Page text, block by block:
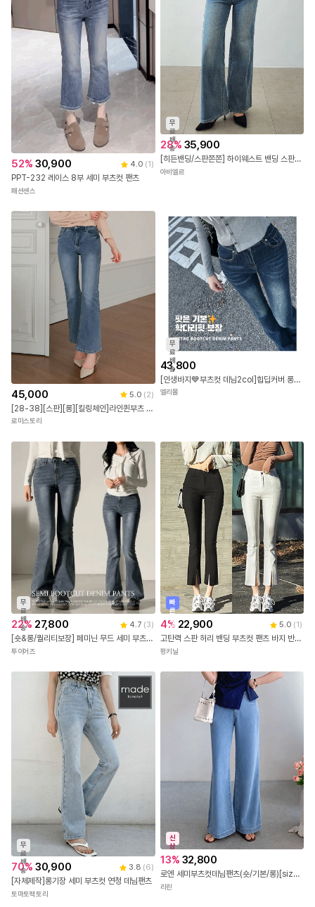
52% 30,900 4.0 (1)
PPT-232 레이스 8부 세미 부츠컷 팬츠
패션센스
무
료
배
송
28% 35,900
[히든밴딩/스판쫀쫀] 하이웨스트 밴딩 스판 중청 일자 와이드 세미 부츠컷 청바지
아비엘르
45,000 5.0 (2)
[28-38][스판][롱][킬링체인]라인퀸부츠 데님팬츠
로미스토리
무
료
배
송
43,800
[인생바지💙부츠컷 데님2col]힙딥커버 롱다리보장 -3kg 데일리 세미부츠 캣워싱 데님팬츠 학다리핏 자체몸매보장
엘리몰
무
료
배
송
22% 27,800 4.7 (3)
[숏&롱/퀄리티보장] 페미닌 무드 세미 부츠컷 워싱 데님 팬츠 (2color)
투이어즈
빠
른
출
발
4% 22,900 5.0 (1)
고탄력 스판 허리 밴딩 부츠컷 팬츠 바지 반 하이웨스트 절개 봄 여름 가을 청바지
펑키닐
무
료
배
송
70% 30,900 3.8 (6)
[자체제작]롱기장 세미 부츠컷 연청 데님팬츠
토마토팩토리
신
상
13% 32,800
로엔 세미부츠컷데님팬츠(숏/기본/롱)[size:S,M,L,XL,2XL]
리린